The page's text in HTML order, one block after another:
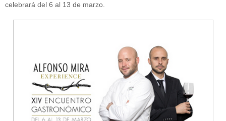
celebrará del 6 al 13 de marzo.